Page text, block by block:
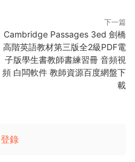
下一篇
Cambridge Passages 3ed 劍橋
高階英語教材第三版全2級PDF電
子版學生書教師書練習冊 音頻視
頻 白闆軟件 教師資源百度網盤下
載
登錄